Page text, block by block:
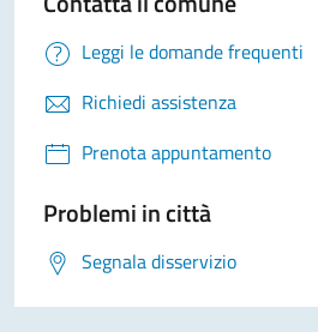
Leggi le domande frequenti
Richiedi assistenza
Prenota appuntamento
Problemi in città
Segnala disservizio